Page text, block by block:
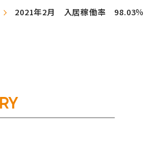
2021年2月 入居稼働率 98.03％